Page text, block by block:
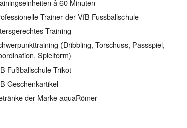
â 60 Minuten
Trainer der VfB Fussballschule
Training
(Dribbling, Torschuss, Passspiel,
Spielform)
Fußballschule Trikot
Geschenkartikel
der Marke aquaRömer